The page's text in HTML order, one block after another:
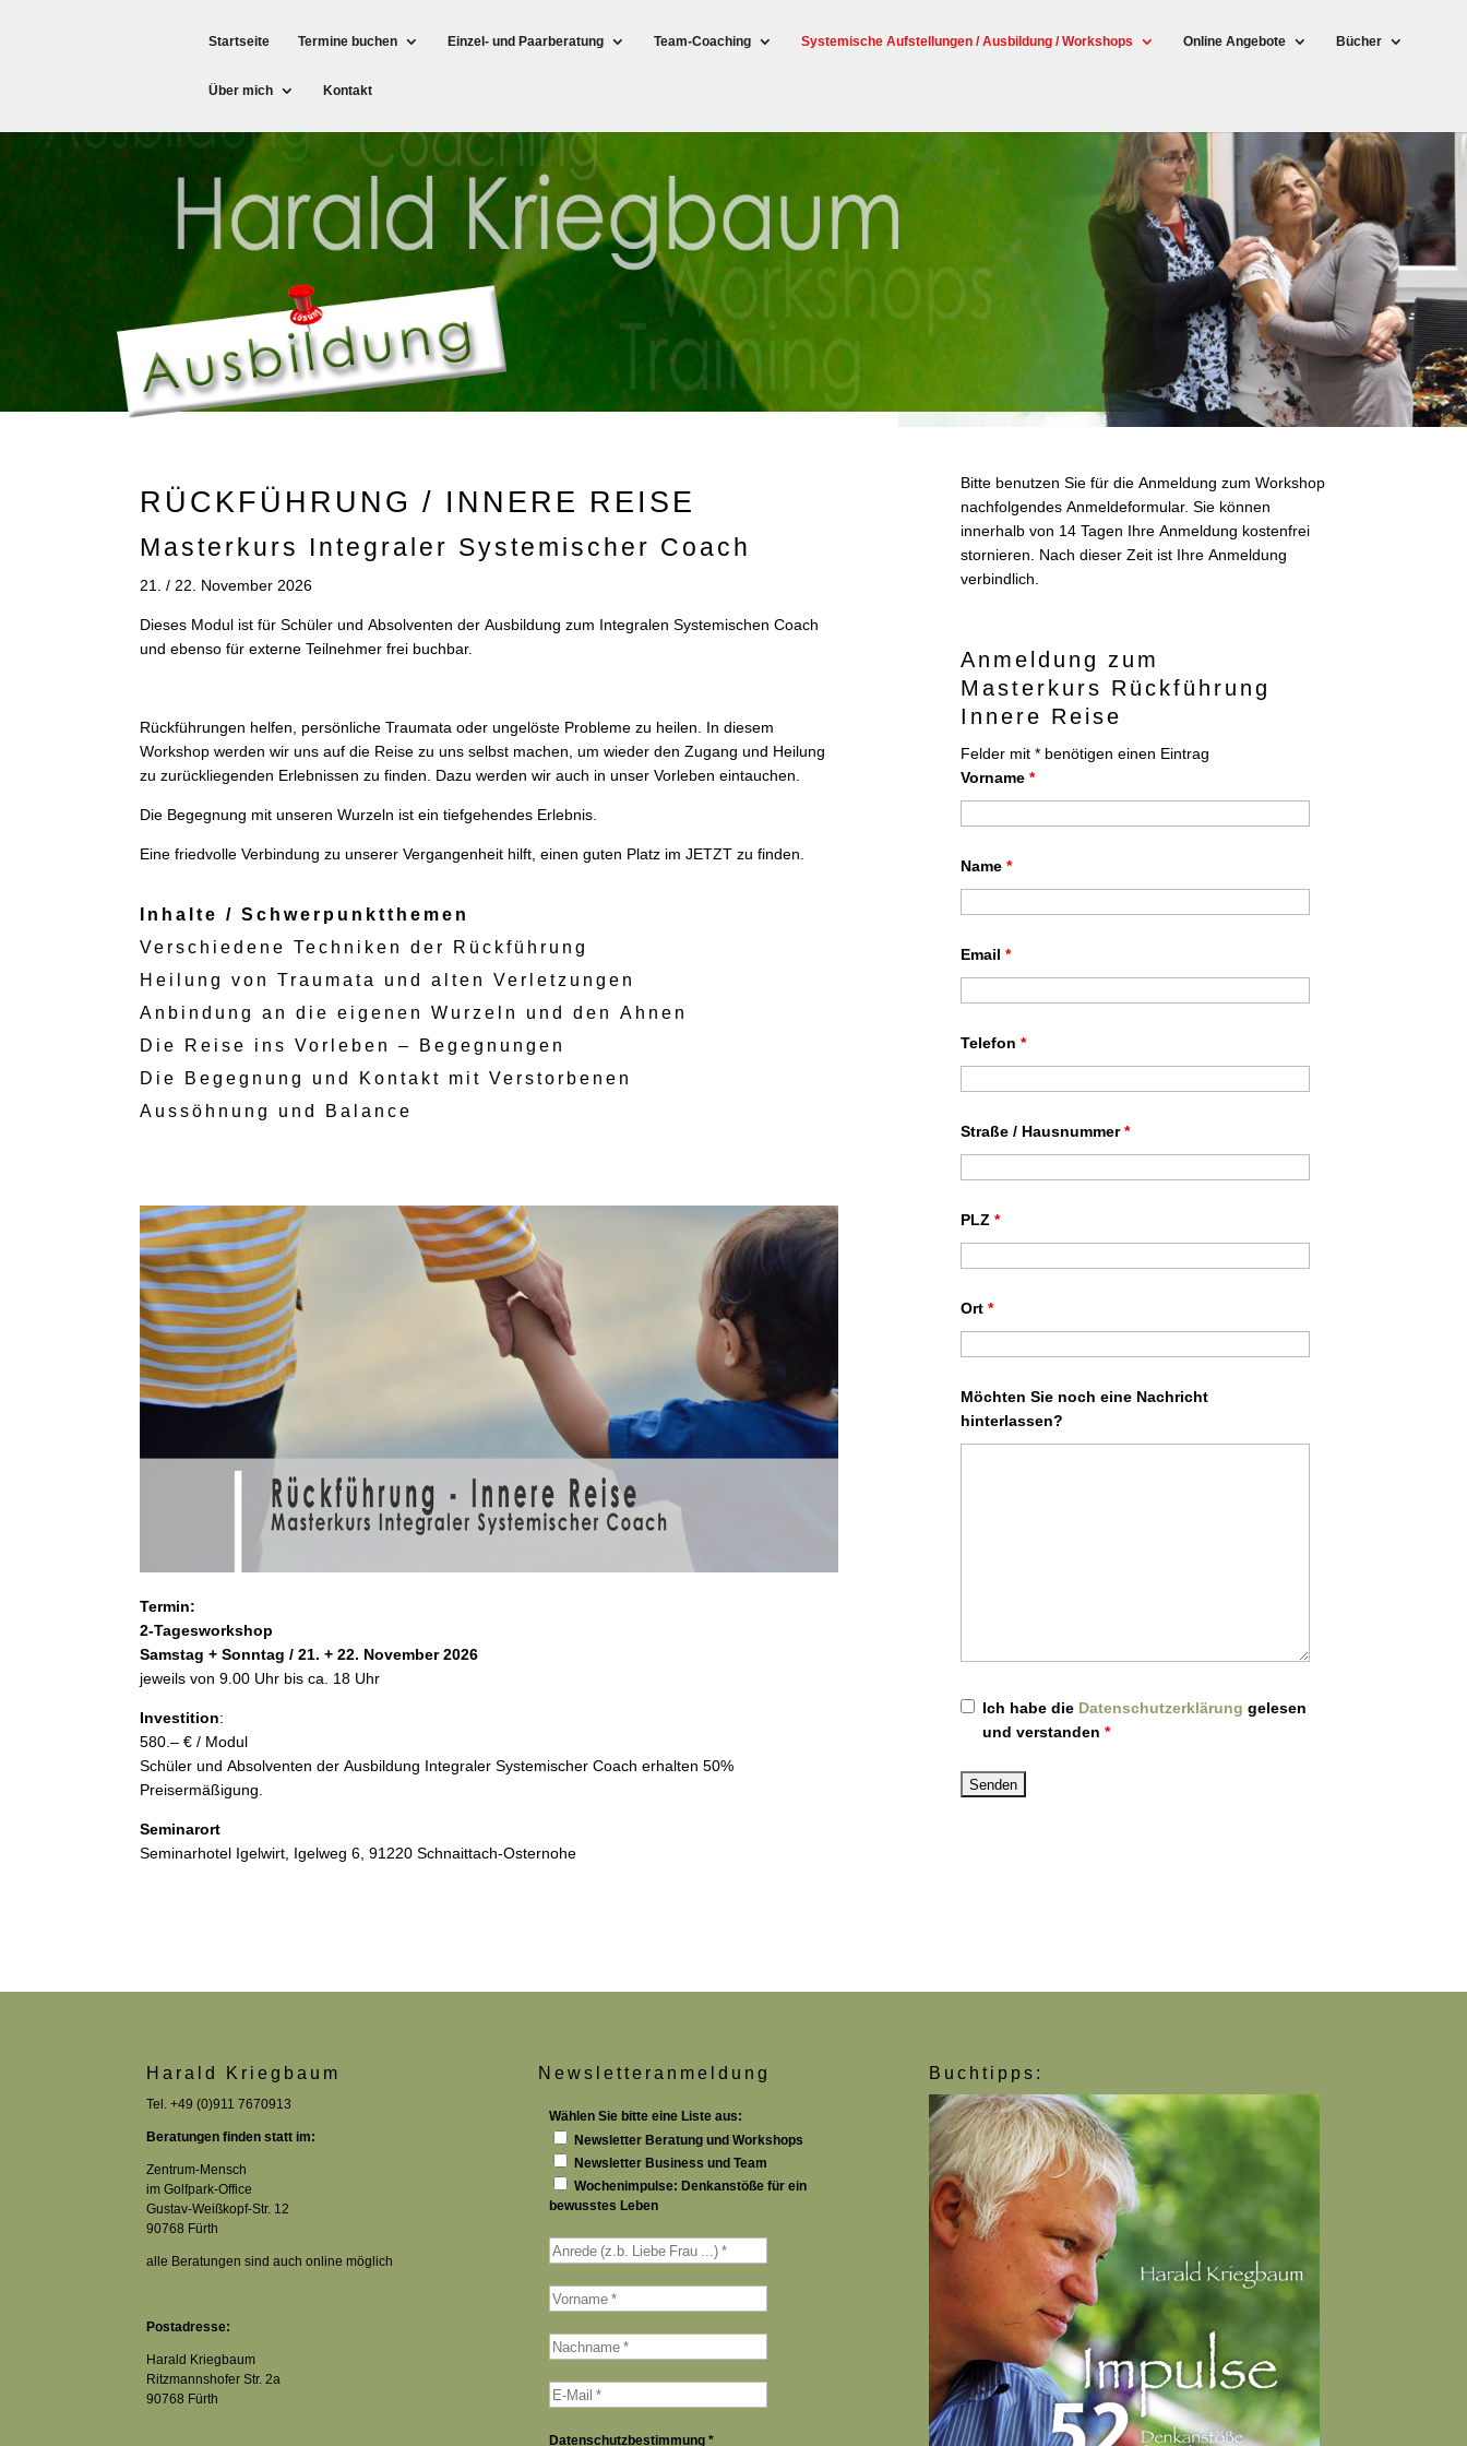
Startseite Termine buchen Einzel- und Paarberatung Team-Coaching Systemische Aufstellungen / Ausbildung / Workshops Online Angebote Bücher
Über mich Kontakt
RÜCKFÜHRUNG / INNERE REISE
Masterkurs Integraler Systemischer Coach
21. / 22. November 2026
Dieses Modul ist für Schüler und Absolventen der Ausbildung zum Integralen Systemischen Coach
und ebenso für externe Teilnehmer frei buchbar.
Rückführungen helfen, persönliche Traumata oder ungelöste Probleme zu heilen. In diesem
Workshop werden wir uns auf die Reise zu uns selbst machen, um wieder den Zugang und Heilung
zu zurückliegenden Erlebnissen zu finden. Dazu werden wir auch in unser Vorleben eintauchen.
Die Begegnung mit unseren Wurzeln ist ein tiefgehendes Erlebnis.
Eine friedvolle Verbindung zu unserer Vergangenheit hilft, einen guten Platz im JETZT zu finden.
Inhalte / Schwerpunktthemen
Verschiedene Techniken der Rückführung
Heilung von Traumata und alten Verletzungen
Anbindung an die eigenen Wurzeln und den Ahnen
Die Reise ins Vorleben – Begegnungen
Die Begegnung und Kontakt mit Verstorbenen
Aussöhnung und Balance
Termin:
2-Tagesworkshop
Samstag + Sonntag / 21. + 22. November 2026
jeweils von 9.00 Uhr bis ca. 18 Uhr
Investition:
580.– € / Modul
Schüler und Absolventen der Ausbildung Integraler Systemischer Coach erhalten 50%
Preisermäßigung.
Seminarort
Seminarhotel Igelwirt, Igelweg 6, 91220 Schnaittach-Osternohe
Bitte benutzen Sie für die Anmeldung zum Workshop
nachfolgendes Anmeldeformular. Sie können
innerhalb von 14 Tagen Ihre Anmeldung kostenfrei
stornieren. Nach dieser Zeit ist Ihre Anmeldung
verbindlich.
Anmeldung zum
Masterkurs Rückführung
Innere Reise
Felder mit * benötigen einen Eintrag
Vorname*
Name*
Email*
Telefon*
Straße / Hausnummer*
PLZ*
Ort*
Möchten Sie noch eine Nachricht
hinterlassen?
Ich habe die Datenschutzerklärung gelesen
und verstanden*
Harald Kriegbaum
Tel. +49 (0)911 7670913
Beratungen finden statt im:
Zentrum-Mensch
im Golfpark-Office
Gustav-Weißkopf-Str. 12
90768 Fürth
alle Beratungen sind auch online möglich
Postadresse:
Harald Kriegbaum
Ritzmannshofer Str. 2a
90768 Fürth
Newsletteranmeldung
Wählen Sie bitte eine Liste aus:
Newsletter Beratung und Workshops
Newsletter Business und Team
Wochenimpulse: Denkanstöße für ein
bewusstes Leben
Datenschutzbestimmung*
Buchtipps: